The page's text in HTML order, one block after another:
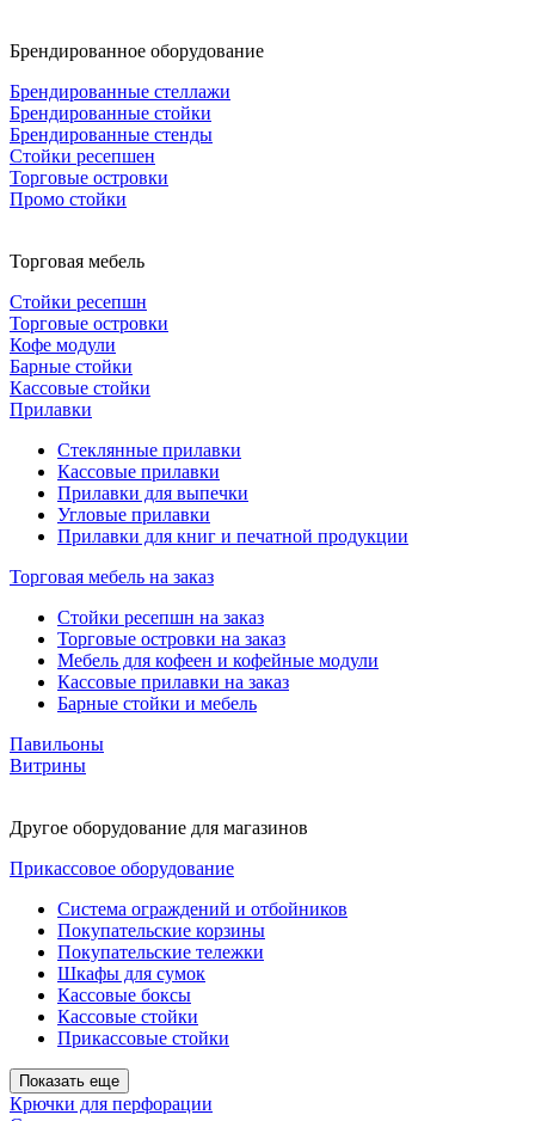
Брендированное оборудование
Брендированные стеллажи
Брендированные стойки
Брендированные стенды
Стойки ресепшен
Торговые островки
Промо стойки
Торговая мебель
Стойки ресепшн
Торговые островки
Кофе модули
Барные стойки
Кассовые стойки
Прилавки
Стеклянные прилавки
Кассовые прилавки
Прилавки для выпечки
Угловые прилавки
Прилавки для книг и печатной продукции
Торговая мебель на заказ
Стойки ресепшн на заказ
Торговые островки на заказ
Мебель для кофеен и кофейные модули
Кассовые прилавки на заказ
Барные стойки и мебель
Павильоны
Витрины
Другое оборудование для магазинов
Прикассовое оборудование
Система ограждений и отбойников
Покупательские корзины
Покупательские тележки
Шкафы для сумок
Кассовые боксы
Кассовые стойки
Прикассовые стойки
Показать еще
Крючки для перфорации